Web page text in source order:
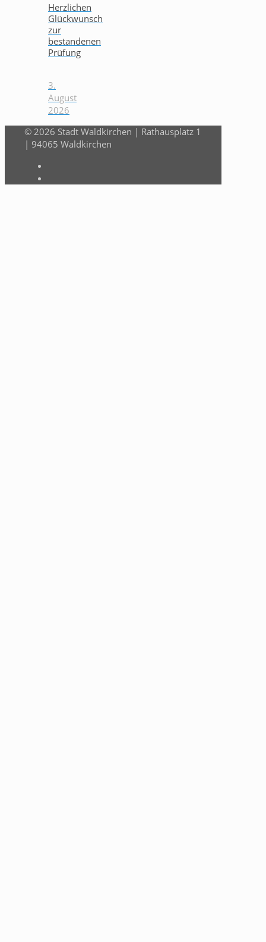
Herzlichen
Glückwunsch
zur
bestandenen
Prüfung
3.
August
2026
© 2026 Stadt Waldkirchen | Rathausplatz 1
| 94065 Waldkirchen